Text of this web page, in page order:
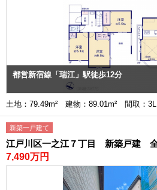
都営新宿線「瑞江」駅徒歩12分
土地：79.49m² 建物：89.01m² 間取：
新築一戸建て
江戸川区一之江７丁目 新築戸建
7,490万円